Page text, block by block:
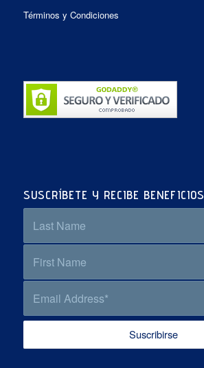
Términos y Condiciones
SUSCRÍBETE Y RECIBE BENEFICIOS